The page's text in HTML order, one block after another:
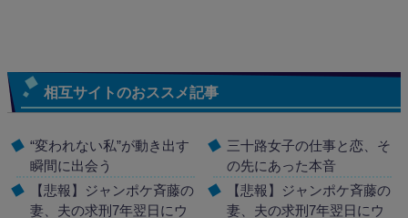
相互サイトのおススメ記事
“変われない私”が動き出す
瞬間に出会う
【悲報】ジャンポケ斉藤の
妻、夫の求刑7年翌日にウ
三十路女子の仕事と恋、そ
の先にあった本音
【悲報】ジャンポケ斉藤の
妻、夫の求刑7年翌日にウ